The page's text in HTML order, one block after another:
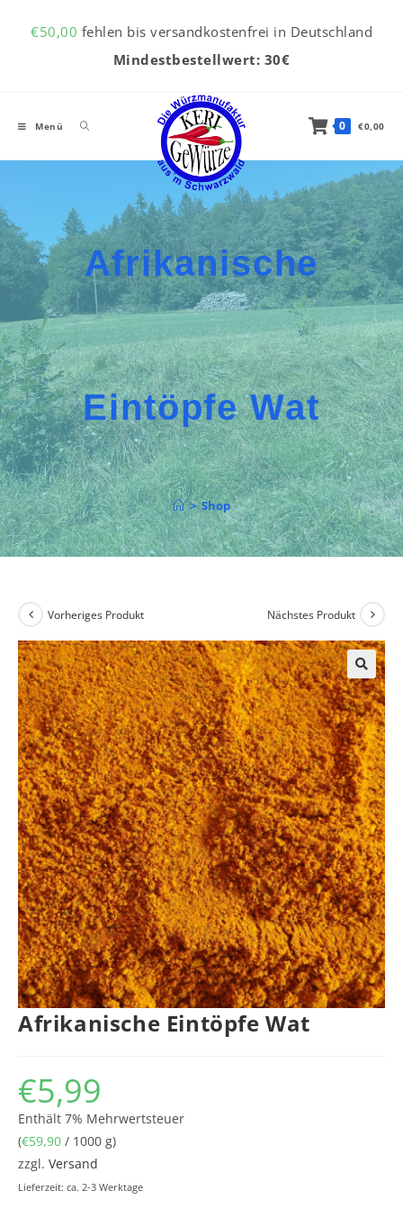
€50,00 fehlen bis versandkostenfrei in Deutschland
Mindestbestellwert: 30€
Menü 0 €0,00
Afrikanische
Eintöpfe Wat
> Shop
Vorheriges Produkt Nächstes Produkt
Afrikanische Eintöpfe Wat
€5,99
Enthält 7% Mehrwertsteuer
(€59,90 / 1000 g)
zzgl. Versand
Lieferzeit: ca. 2-3 Werktage